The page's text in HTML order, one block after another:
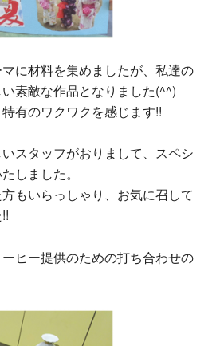
に材料を集めましたが、私達の
素敵な作品となりました(^^)
有のワクワクを感じます!!
スタッフがおりまして、スペシ
しました。
もいらっしゃり、お気に召して
ヒー提供のための打ち合わせの